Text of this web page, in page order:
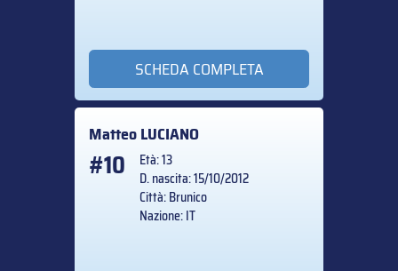
SCHEDA COMPLETA
MatteoLUCIANO
#10
Età: 13
D. nascita: 15/10/2012
Città: Brunico
Nazione: IT